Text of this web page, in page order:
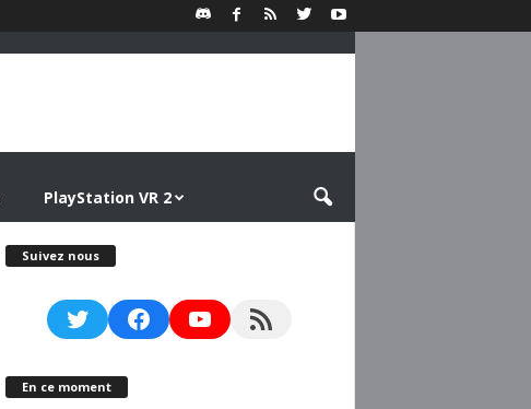
PlayStation VR 2
Suivez nous
TwitterFacebookYouTubeRSS Feed
En ce moment